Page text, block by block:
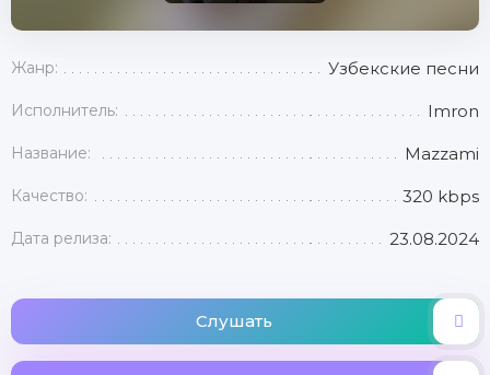
Жанр: Узбекские песни
Исполнитель: Imron
Название: Mazzami
Качество: 320 kbps
Дата релиза: 23.08.2024
Слушать